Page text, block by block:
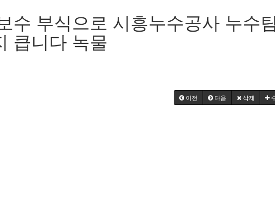
수 부식으로 시흥누수공사 누수
큽니다 녹물
이전 다음 삭제